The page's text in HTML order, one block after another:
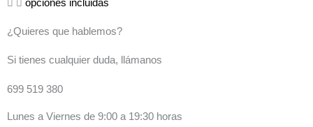
opciones incluidas
¿Quieres que hablemos?
Si tienes cualquier duda, llámanos
699 519 380
Lunes a Viernes de 9:00 a 19:30 horas